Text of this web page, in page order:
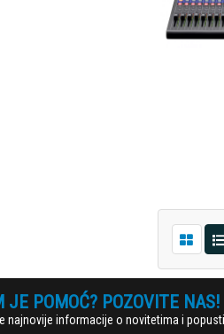
JE POMOĆ? POZOVITE NAS!
najnovije informacije o novitetima i